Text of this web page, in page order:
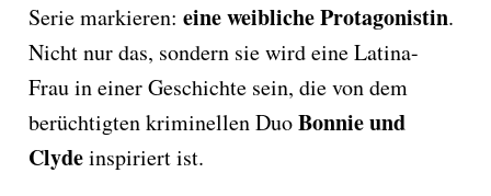
Serie markieren: eine weibliche Protagonistin.
Nicht nur das, sondern sie wird eine Latina-
Frau in einer Geschichte sein, die von dem
berüchtigten kriminellen DuoBonnie und
Clydeinspiriert ist.